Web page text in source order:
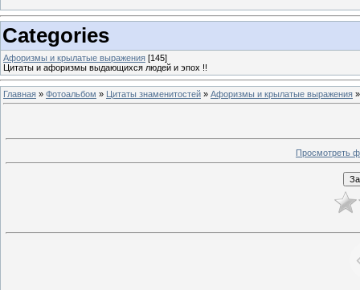
Categories
Афоризмы и крылатые выражения [145]
Цитаты и афоризмы выдающихся людей и эпох !!
Главная » Фотоальбом » Цитаты знаменитостей » Афоризмы и крылатые выражения
Просмотреть